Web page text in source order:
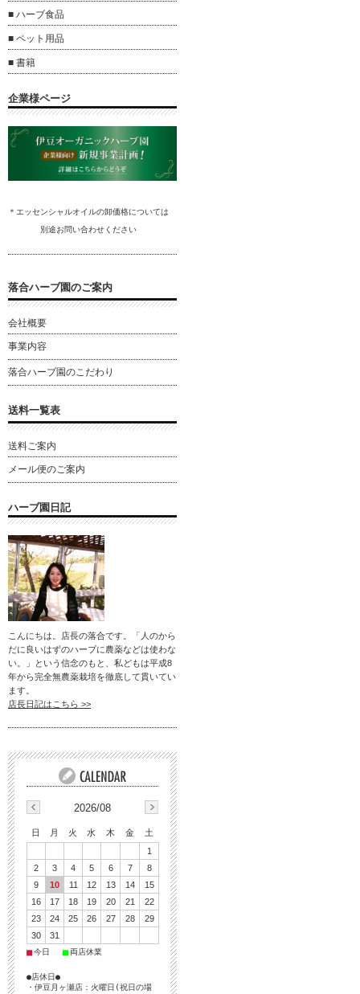
■ ハーブ食品
■ ペット用品
■ 書籍
企業様ページ
＊エッセンシャルオイルの卸価格については
別途お問い合わせください
落合ハーブ園のご案内
会社概要
事業内容
落合ハーブ園のこだわり
送料一覧表
送料ご案内
メール便のご案内
ハーブ園日記
こんにちは。店長の落合です。「人のから
だに良いはずのハーブに農薬などは使わな
い。」という信念のもと、私どもは平成8
年から完全無農薬栽培を徹底して貫いてい
ます。
店長日記はこちら >>
2026/08
日 月 火 水 木 金
土
1
2
3 4 5 6 7
8
9
10 11 12 13 14
15
16
17 18 19 20 21
22
23
24 25 26 27 28
29
30
31
■今日 ■両店休業
●店休日●
・伊豆月ヶ瀬店：火曜日(祝日の場